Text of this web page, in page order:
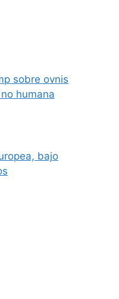
sobre ovnis
humana
bajo